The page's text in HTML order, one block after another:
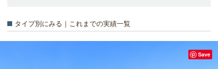
タイプ別にみる｜これまでの実績一覧
Save